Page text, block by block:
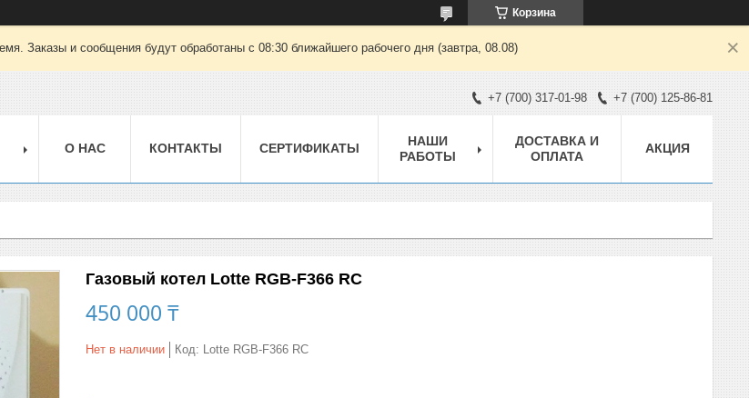
Корзина
Заказы и сообщения будут обработаны с 08:30 ближайшего рабочего дня (завтра, 08.08)
+7 (700) 317-01-98 +7 (700) 125-86-81
О НАС КОНТАКТЫ СЕРТИФИКАТЫ
НАШИ
РАБОТЫ
ДОСТАВКА И
ОПЛАТА
АКЦИЯ
Газовый котел Lotte RGB-F366 RC
450 000 ₸
Нет в наличии Код: Lotte RGB-F366 RC